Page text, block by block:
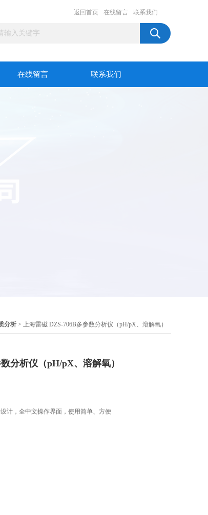
返回首页 在线留言 联系我们
在线留言 联系我们
分析 > 上海雷磁 DZS-706B多参数分析仪（pH/pX、溶解氧）
分析仪（pH/pX、溶解氧）
计，全中文操作界面，使用简单、方便